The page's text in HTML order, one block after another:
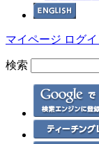
マイページ ログ
検索